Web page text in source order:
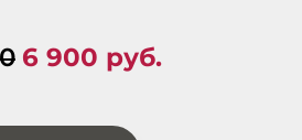
6 900 руб.